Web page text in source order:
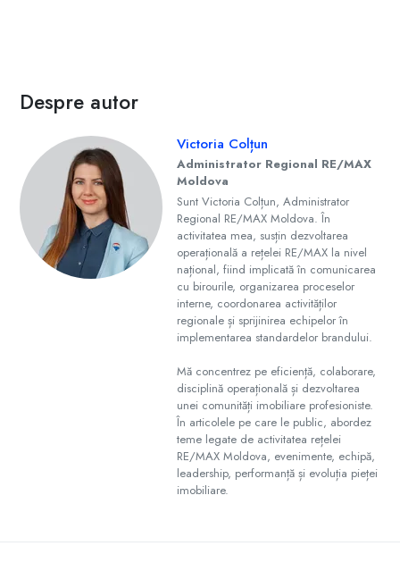
Despre autor
Victoria Colțun
Administrator Regional RE/MAX
Moldova
Sunt Victoria Colțun, Administrator
Regional RE/MAX Moldova. În
activitatea mea, susțin dezvoltarea
operațională a rețelei RE/MAX la nivel
național, fiind implicată în comunicarea
cu birourile, organizarea proceselor
interne, coordonarea activităților
regionale și sprijinirea echipelor în
implementarea standardelor brandului.
Mă concentrez pe eficiență, colaborare,
disciplină operațională și dezvoltarea
unei comunități imobiliare profesioniste.
În articolele pe care le public, abordez
teme legate de activitatea rețelei
RE/MAX Moldova, evenimente, echipă,
leadership, performanță și evoluția pieței
imobiliare.